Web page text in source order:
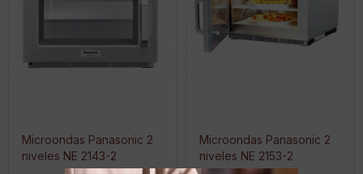
Microondas Panasonic 2
niveles NE 2143-2
Microondas Panasonic 2
niveles NE 2153-2